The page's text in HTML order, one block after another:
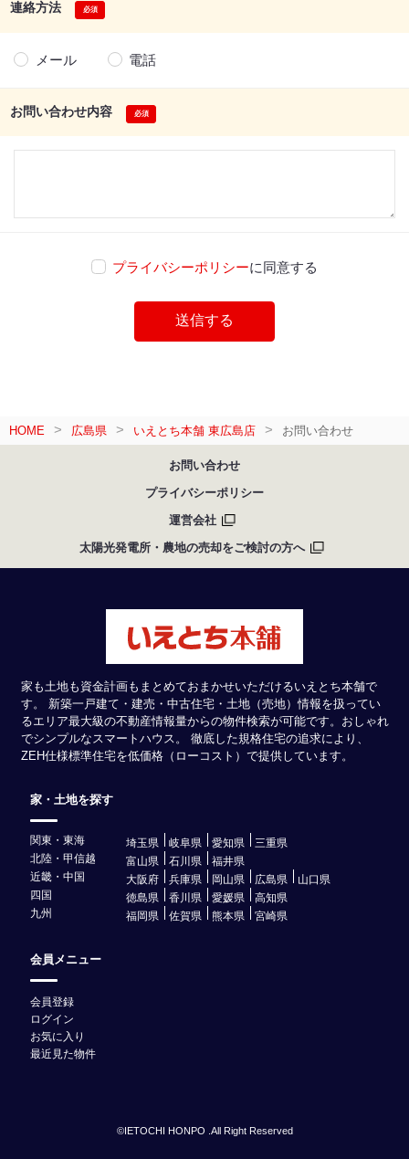
連絡方法
メール 電話
お問い合わせ内容
プライバシーポリシーに同意する
HOME 広島県 いえとち本舗 東広島店 お問い合わせ
お問い合わせ
プライバシーポリシー
運営会社
太陽光発電所・農地の売却をご検討の方へ
家も土地も資金計画もまとめておまかせいただけるいえとち本舗で
す。 新築一戸建て・建売・中古住宅・土地（売地）情報を扱ってい
るエリア最大級の不動産情報量からの物件検索が可能です。おしゃれ
でシンプルなスマートハウス。 徹底した規格住宅の追求により、
ZEH仕様標準住宅を低価格（ローコスト）で提供しています。
家・土地を探す
関東・東海 埼玉県 岐阜県 愛知県
三重県
北陸・甲信越
富山県 石川県
福井県
近畿・中国
大阪府 兵庫県 岡山県 広島県
山口県
四国
徳島県 香川県 愛媛県
高知県
九州
福岡県 佐賀県 熊本県 宮崎県
会員メニュー
会員登録
ログイン
お気に入り
最近見た物件
©IETOCHI HONPO .All Right Reserved